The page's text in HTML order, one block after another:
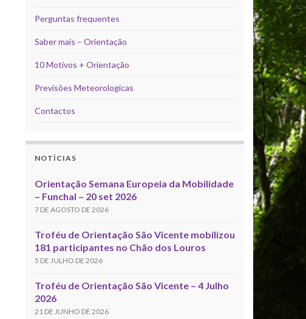
Perguntas frequentes
Saber mais – Orientação
10 Motivos + Orientação
Previsões Meteorologicas
Contactos
NOTÍCIAS
Orientação Semana Europeia da Mobilidade
– Funchal – 20 set 2026
7 DE AGOSTO DE 2026
Troféu de Orientação São Vicente mobilizou
181 participantes no Chão dos Louros
5 DE JULHO DE 2026
Troféu de Orientação São Vicente – 4 Julho
2026
21 DE JUNHO DE 2026